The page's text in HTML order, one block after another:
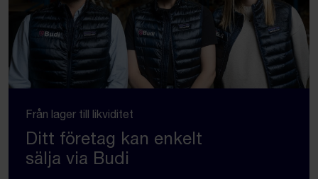
Från lager till likviditet
Ditt företag kan enkelt
sälja via Budi